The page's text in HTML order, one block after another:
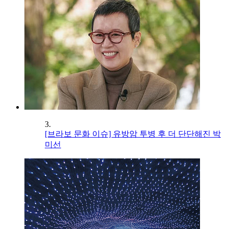
3.
[브라보 문화 이슈] 유방암 투병 후 더 단단해진 박
미선